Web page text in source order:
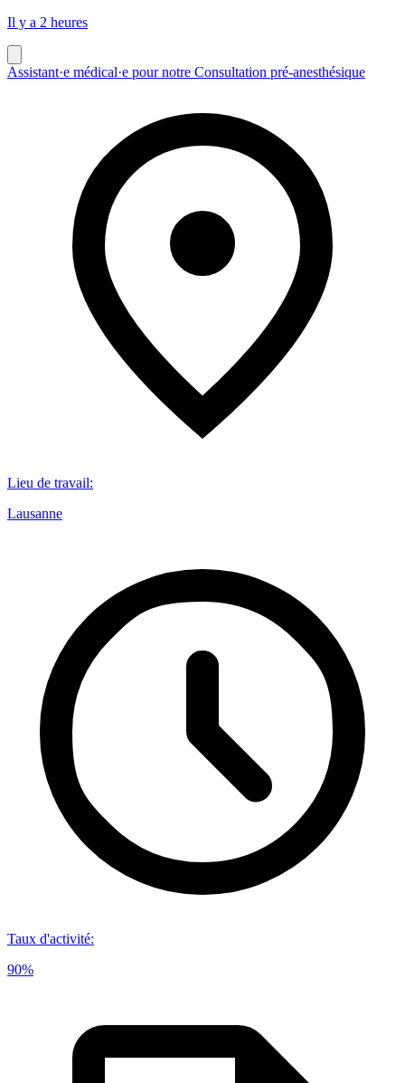
Il y a 2 heures
Assistant·e médical·e pour notre Consultation pré-anesthésique
Lieu de travail:
Lausanne
Taux d'activité:
90%